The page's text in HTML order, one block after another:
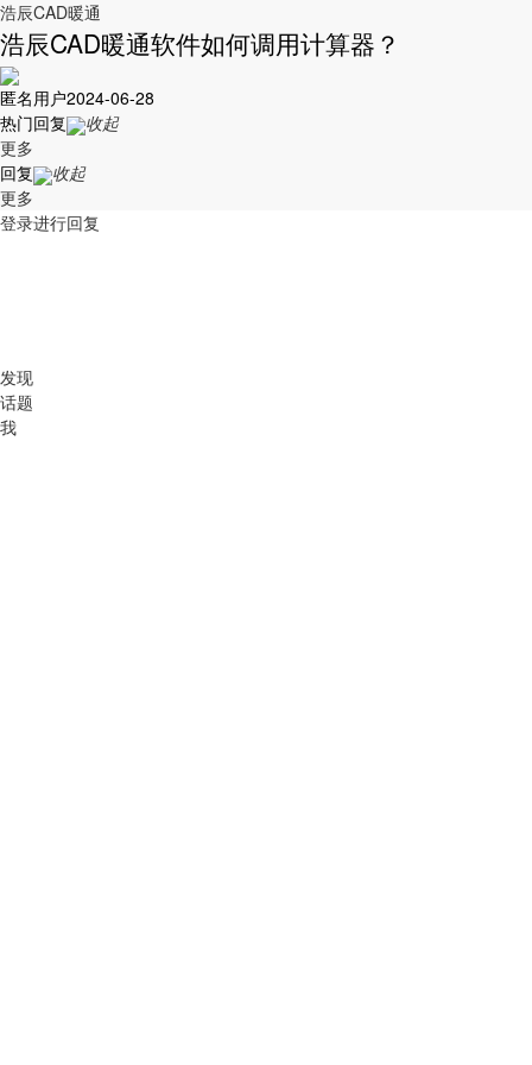
浩辰CAD暖通
浩辰CAD暖通软件如何调用计算器？
匿名用户2024-06-28
热门回复
收起
更多
回复
收起
更多
登录进行回复
发现
话题
我